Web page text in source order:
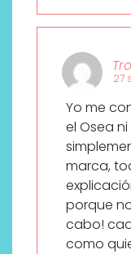
27
Yo me
el Osea
marca,
porque
cabo!
como